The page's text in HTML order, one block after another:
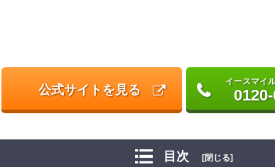
公式サイトを見る
イースマイ
目次 [閉じる]